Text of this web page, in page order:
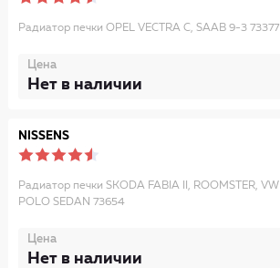
Радиатор печки OPEL VECTRA C, SAAB 9-3 73377
Цена
Нет в наличии
NISSENS
Радиатор печки SKODA FABIA II, ROOMSTER, VW
POLO SEDAN 73654
Цена
Нет в наличии